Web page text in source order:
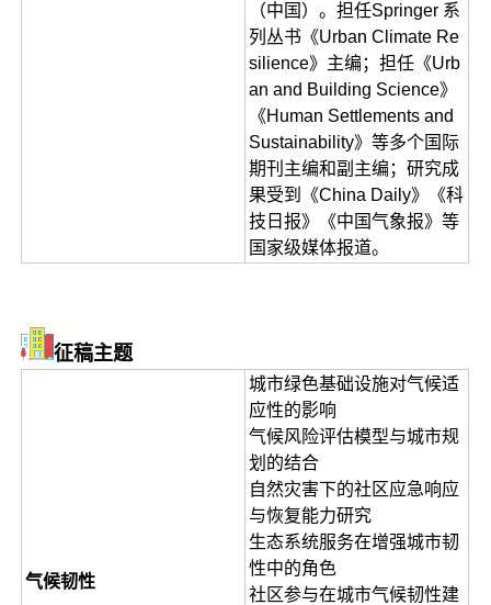
（中国）。担任Springer 系
列丛书《Urban Climate Re
silience》主编；担任《Urb
an and Building Science》
《Human Settlements and
Sustainability》等多个国际
期刊主编和副主编；研究成
果受到《China Daily》《科
技日报》《中国气象报》等
国家级媒体报道。
征稿主题
气候韧性
城市绿色基础设施对气候适
应性的影响
气候风险评估模型与城市规
划的结合
自然灾害下的社区应急响应
与恢复能力研究
生态系统服务在增强城市韧
性中的角色
社区参与在城市气候韧性建